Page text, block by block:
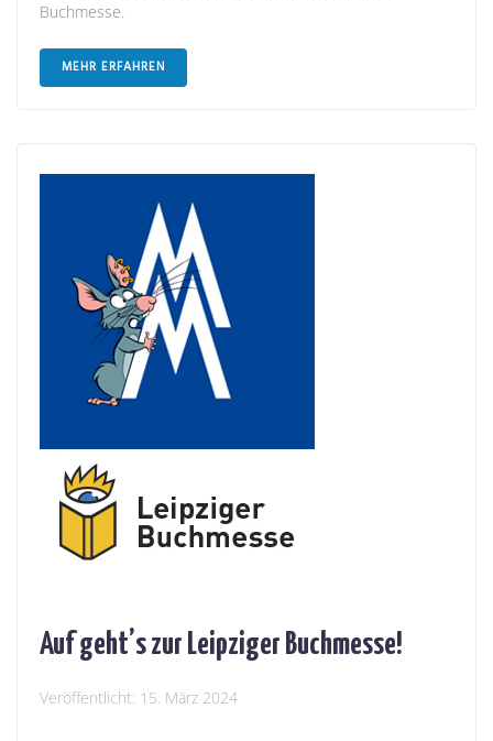
Buchmesse.
MEHR ERFAHREN
Auf geht’s zur Leipziger Buchmesse!
Veröffentlicht: 15. März 2024